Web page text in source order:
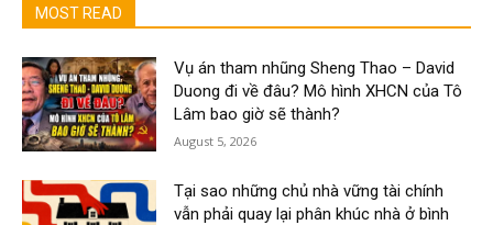
MOST READ
Vụ án tham nhũng Sheng Thao – David
Duong đi về đâu? Mô hình XHCN của Tô
Lâm bao giờ sẽ thành?
August 5, 2026
Tại sao những chủ nhà vững tài chính
vẫn phải quay lại phân khúc nhà ở bình